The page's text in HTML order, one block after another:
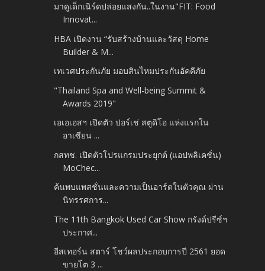
มาดูเด็กเนิร์ดปล่อยแสงกัน..ในงาน"FIT: Food
Innovat...
HBA เปิดงาน “รับสร้างบ้านและวัสดุ Home
Builder & M...
เทเวศประกันภัย มอบสินไหมประกันอัคคีภัย
"Thailand Spa and Well-being Summit &
Awards 2019"
เอเอเอสฯ เปิดตัว ปอร์เช่ สตูดิโอ แห่งแรกใน
อาเซียน ...
กสทช. เปิดตัวโปรแกรมประยุกต์ (แอปพลิเคชั่น)
MoChec...
ค้นพบแพสชั่นและความเป็นอาร์ตในตัวคุณ ผ่าน
นิทรรศการ...
The 11th Bangkok Used Car Show กรังด์ปรีซ์ฯ
ประกาศ...
อีสเทอร์น สตาร์ โชว์ผลประกอบการปี 2561 ยอด
ขายโต 3 ...